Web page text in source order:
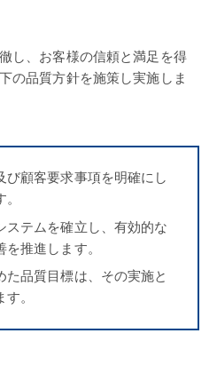
し、お客様の信頼と満足を得
の品質方針を施策し実施しま
び顧客要求事項を明確にし
ステムを確立し、有効的な
推進します。
た品質目標は、その実施と
。